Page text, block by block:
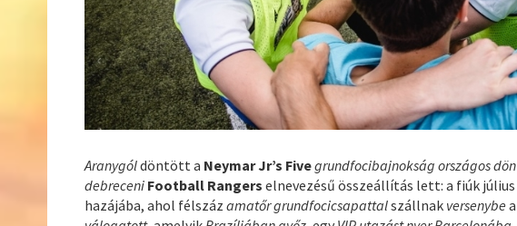
Aranygóldöntött a Neymar Jr’s Fivegrundfocibajnokság országos
debreceni Football Rangers elnevezésű összeállítás lett: a fiúk
hazájába, ahol félszázamatőr grundfocicsapattalszállnak versenybe a